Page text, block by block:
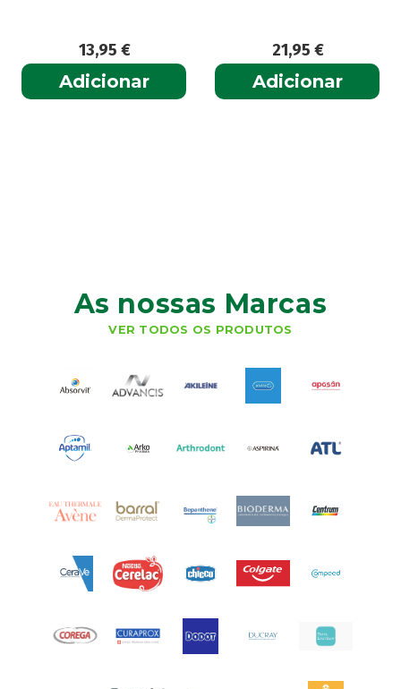
13,95€
Adicionar
21,95€
Adicionar
As nossas Marcas
VER TODOS OS PRODUTOS